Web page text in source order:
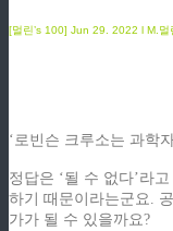
[멀린’s 100] Jun 29. 2022 l M.멀
‘로빈슨 크루소는 과학
정답은 ‘될 수 없다’라
하기 때문이라는군요.
가가 될 수 있을까요?